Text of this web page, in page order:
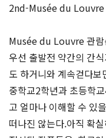
2nd-Musée du Louvre
Musée du Louvre 관람
우선 출발전 약간의 간
도 하거니와 계속걷다
중학교2학년과 초등학
고 얼마나 이해할 수 있
떠나진 않는다.아직 확